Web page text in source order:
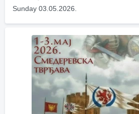
Sunday 03.05.2026.